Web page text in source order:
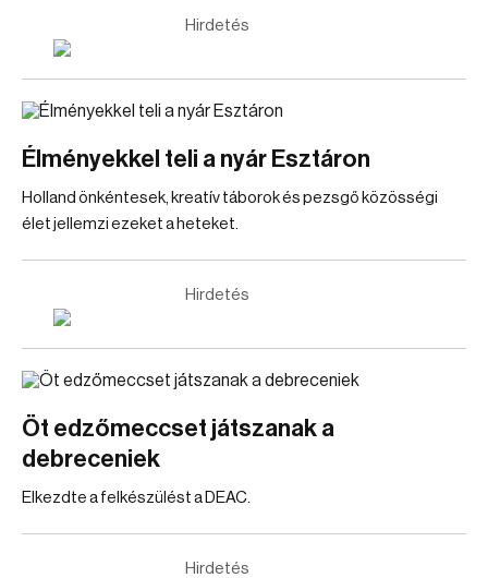
Hirdetés
Élményekkel teli a nyár Esztáron
Holland önkéntesek, kreatív táborok és pezsgő közösségi
élet jellemzi ezeket a heteket.
Hirdetés
Öt edzőmeccset játszanak a
debreceniek
Elkezdte a felkészülést a DEAC.
Hirdetés